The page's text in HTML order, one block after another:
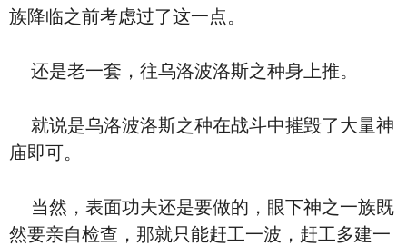
族降临之前考虑过了这一点。
还是老一套，往乌洛波洛斯之种身上推。
就说是乌洛波洛斯之种在战斗中摧毁了大量神
庙即可。
当然，表面功夫还是要做的，眼下神之一族既
然要亲自检查，那就只能赶工一波，赶工多建一